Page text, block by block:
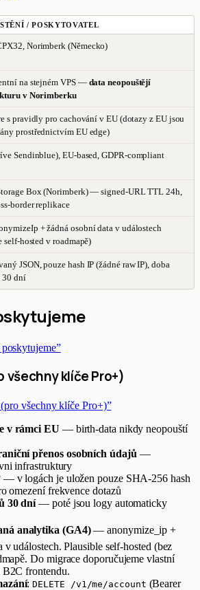
/ POSKYTOVATEL
Norimberk (Německo)
na stejném VPS — data neopouštějí
v Norimberku
s pravidly pro cachování v EU (dotazy z EU jsou
prostřednictvím EU edge)
Sendinblue), EU-based, GDPR-compliant
Box (Norimberk) — signed-URL TTL 24h,
border replikace
+ žádná osobní data v událostech
self-hosted v roadmapě)
JSON, pouze hash IP (žádné raw IP), doba
30 dní
klíče Pro+)
všechny klíče Pro+)”
v rámci EU — birth-data nikdy neopouští
přenos osobních údajů —
infrastruktury
— v logách je uložen pouze SHA-256 hash
omezení frekvence dotazů
30 dní— poté jsou logy automaticky
analytika (GA4)— anonymize_ip +
v událostech. Plausible self-hosted (bez
Do migrace doporučujeme vlastní
B2C frontendu.
:DELETE /v1/me/account (Bearer